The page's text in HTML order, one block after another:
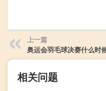
上一篇
奥运会羽毛球决赛什么时
相关问题